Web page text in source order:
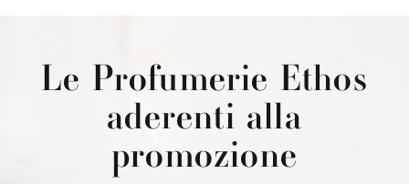
Le Profumerie Ethos
aderenti alla
promozione